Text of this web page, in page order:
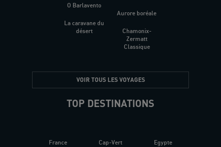
O Barlavento
La caravane du
désert
Aurore boréale
Chamonix-
Zermatt
Classique
VOIR TOUS LES VOYAGES
TOP DESTINATIONS
France Cap-Vert Egypte